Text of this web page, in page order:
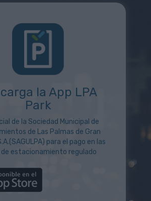
la App LPA
Park
de la Sociedad Municipal de
de Las Palmas de Gran
para el pago en las
de estacionamiento regulado